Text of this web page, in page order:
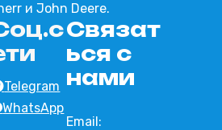
и John Deere.
Telegram
WhatsApp
Связат
ься с
нами
Email: